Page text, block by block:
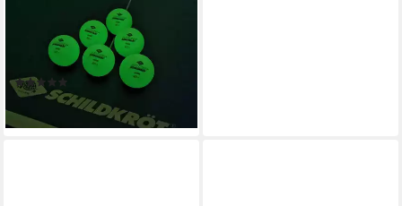
Tischtennisball Glow in the
dark 6 Stück, Tischtennis
Bälle Tischtennisball Ball Balls
ab 5,99 €
lieferbar - in 3-4 Werktagen bei dir